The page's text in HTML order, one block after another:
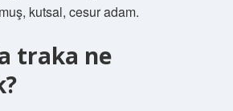
kutsal, cesur adam.
traka ne